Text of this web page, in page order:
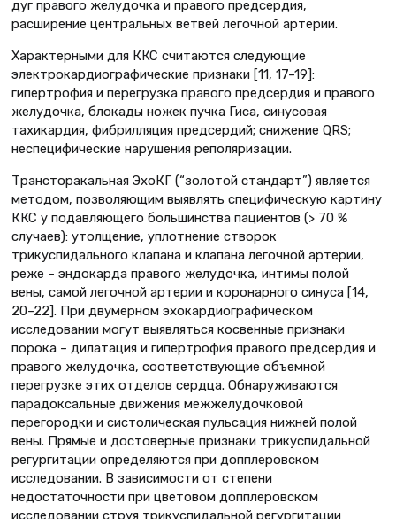
дуг правого желудочка и правого предсердия,
расширение центральных ветвей легочной артерии.
Характерными для ККС считаются следующие
электрокардиографические признаки [11, 17–19]:
гипертрофия и перегрузка правого предсердия и правого
желудочка, блокады ножек пучка Гиса, синусовая
тахикардия, фибрилляция предсердий; снижение QRS;
неспецифические нарушения реполяризации.
Трансторакальная ЭхоКГ (“золотой стандарт”) является
методом, позволяющим выявлять специфическую картину
ККС у подавляющего большинства пациентов (> 70 %
случаев): утолщение, уплотнение створок
трикуспидального клапана и клапана легочной артерии,
реже – эндокарда правого желудочка, интимы полой
вены, самой легочной артерии и коронарного синуса [14,
20–22]. При двумерном эхокардиографическом
исследовании могут выявляться косвенные признаки
порока – дилатация и гипертрофия правого предсердия и
правого желудочка, соответствующие объемной
перегрузке этих отделов сердца. Обнаруживаются
парадоксальные движения межжелудочковой
перегородки и систолическая пульсация нижней полой
вены. Прямые и достоверные признаки трикуспидальной
регургитации определяются при допплеровском
исследовании. В зависимости от степени
недостаточности при цветовом допплеровском
исследовании струя трикуспидальной регургитации